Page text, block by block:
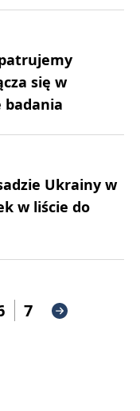
się w
badania
Ukrainy w
w liście do
7